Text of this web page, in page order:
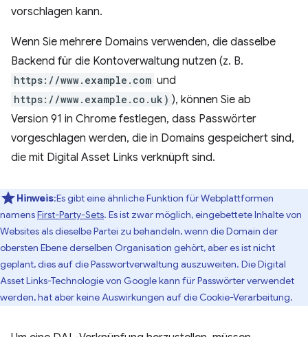
vorschlagen kann.
Wenn Sie mehrere Domains verwenden, die dasselbe
Backend für die Kontoverwaltung nutzen (z. B.
https://www.example.com und
https://www.example.co.uk) ), können Sie ab
Version 91 in Chrome festlegen, dass Passwörter
vorgeschlagen werden, die in Domains gespeichert sind,
die mit Digital Asset Links verknüpft sind.
Hinweis:Es gibt eine ähnliche Funktion für Webplattformen
namensFirst-Party-Sets. Es ist zwar möglich, eingebettete Inhalte von
Websites als dieselbe Partei zu behandeln, wenn die Domain der
obersten Ebene derselben Organisation gehört, aber es ist nicht
geplant, dies auf die Passwortverwaltung auszuweiten. Die Digital
Asset Links-Technologie von Google kann für Passwörter verwendet
werden, hat aber keine Auswirkungen auf die Cookie-Verarbeitung.